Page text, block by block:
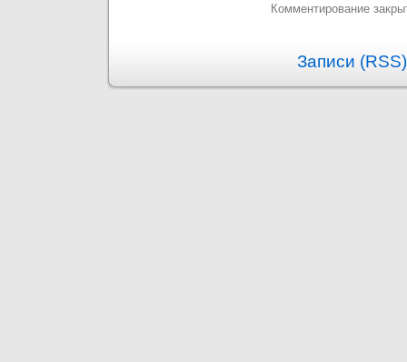
Комментирование
Записи (RSS)